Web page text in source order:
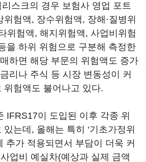
스크의 경우 보험사 영업 포트
험액, 장수위험액, 장해·질병위
위험액, 해지위험액, 사업비위험
을 하위 위험으로 구분해 측정한
하면 해당 부문의 위험액도 증가
리나 주식 등 시장 변동성이 커
위험액도 불어나고 있다.
IFRS17이 도입된 이후 각종 위
는데, 올해는 특히 ‘기초가정위
추가 적용되면서 부담이 더욱 커
업비 예실차(예상과 실제 금액